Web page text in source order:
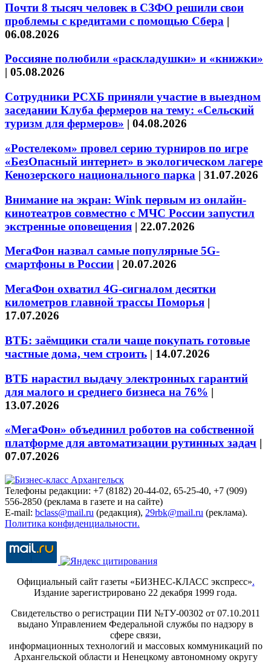
Почти 8 тысяч человек в СЗФО решили свои
проблемы с кредитами с помощью Сбера |
06.08.2026
Россияне полюбили «раскладушки» и «книжки»
| 05.08.2026
Сотрудники РСХБ приняли участие в выездном
заседании Клуба фермеров на тему: «Сельский
туризм для фермеров» | 04.08.2026
«Ростелеком» провел серию турниров по игре
«БезОпасный интернет» в экологическом лагере
Кенозерского национального парка | 31.07.2026
Внимание на экран: Wink первым из онлайн-
кинотеатров совместно с МЧС России запустил
экстренные оповещения | 22.07.2026
МегаФон назвал самые популярные 5G-
смартфоны в России | 20.07.2026
МегаФон охватил 4G-сигналом десятки
километров главной трассы Поморья |
17.07.2026
ВТБ: заёмщики стали чаще покупать готовые
частные дома, чем строить | 14.07.2026
ВТБ нарастил выдачу электронных гарантий
для малого и среднего бизнеса на 76% |
13.07.2026
«МегаФон» объединил роботов на собственной
платформе для автоматизации рутинных задач |
07.07.2026
Телефоны редакции: +7 (8182) 20-44-02, 65-25-40, +7 (909)
556-2850 (реклама в газете и на сайте)
E-mail: bclass@mail.ru (редакция), 29rbk@mail.ru (реклама).
Политика конфиденциальности.
Официальный сайт газеты «БИЗНЕС-КЛАСС экспресс».
Издание зарегистрировано 22 декабря 1999 года.
Свидетельство о регистрации ПИ №ТУ-00302 от 07.10.2011
выдано Управлением Федеральной службы по надзору в
сфере связи,
информационных технологий и массовых коммуникаций по
Архангельской области и Ненецкому автономному округу